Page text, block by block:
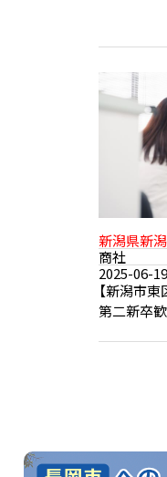
新潟県新
商社
2025-06-19
【新潟市
第二新卒